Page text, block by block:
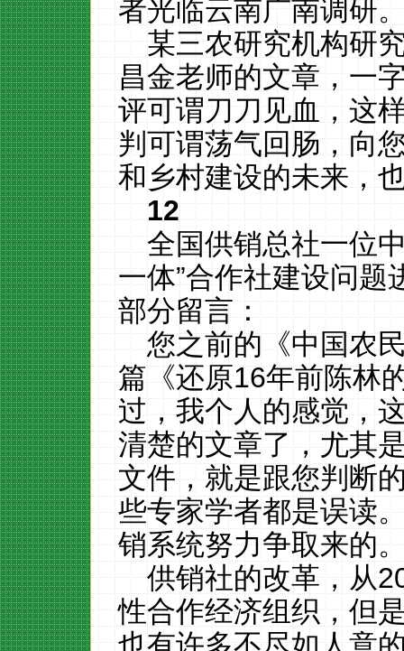
者光临云南广南调研
某三农研究机构研
昌金老师的文章，一
评可谓刀刀见血，这
判可谓荡气回肠，向
和乡村建设的未来，
12
全国供销总社一位
一体”合作社建设问题
部分留言：
您之前的《中国农
篇《还原16年前陈林
过，我个人的感觉，
清楚的文章了，尤其
文件，就是跟您判断
些专家学者都是误读
销系统努力争取来的
供销社的改革，从
性合作经济组织，但